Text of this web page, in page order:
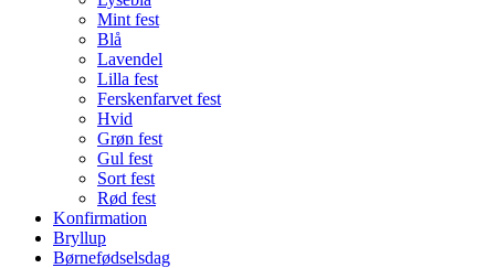
Mint fest
Blå
Lavendel
Lilla fest
Ferskenfarvet fest
Hvid
Grøn fest
Gul fest
Sort fest
Rød fest
Konfirmation
Bryllup
Børnefødselsdag